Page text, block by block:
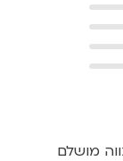
מושלם